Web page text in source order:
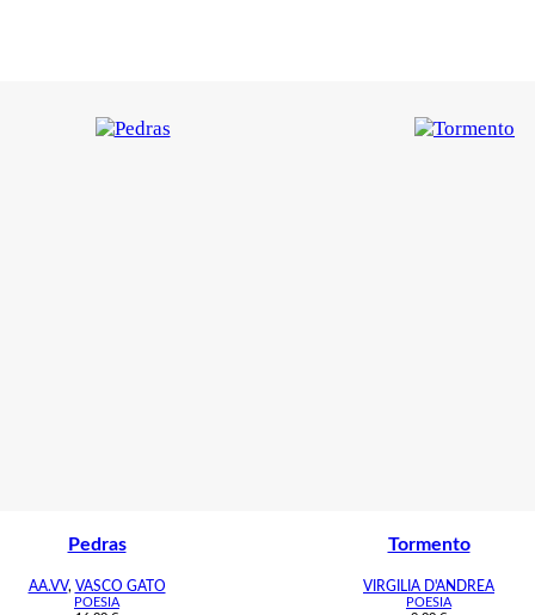
Pedras
AA.VV, VASCO GATO
POESIA
Tormento
VIRGILIA D'ANDREA
POESIA